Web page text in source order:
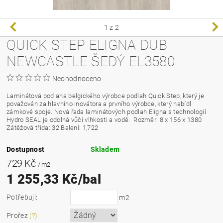
1 z 2
QUICK STEP ELIGNA DUB
NEWCASTLE ŠEDÝ EL3580
Neohodnoceno
Laminátová podlaha belgického výrobce podlah Quick Step, který je
považován za hlavního inovátora a prvního výrobce, který nabídl
zámkové spoje. Nová řada laminátových podlah Eligna s technologií
Hydro SEAL je odolná vůči vlhkosti a vodě.
Rozměr: 8 x 156 x 1380
Zátěžová třída: 32 Balení: 1,722
Dostupnost Skladem
729 Kč / m2
1 255,33 Kč/bal
Potřebuji: m2
Prořez (?):